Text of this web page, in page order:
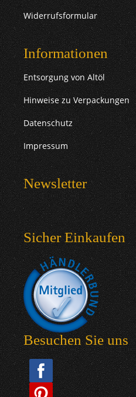
Widerrufsformular
Informationen
Entsorgung von Altöl
Hinweise zu Verpackungen
Datenschutz
Impressum
Newsletter
Sicher Einkaufen
Besuchen Sie uns